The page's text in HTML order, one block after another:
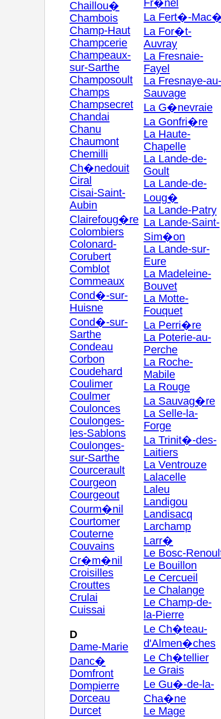
Chaillou�
Chambois
Champ-Haut
Champcerie
Champeaux-
sur-Sarthe
Champosoult
Champs
Champsecret
Chandai
Chanu
Chaumont
Chemilli
Ch�nedouit
Ciral
Cisai-Saint-
Aubin
Clairefoug�re
Colombiers
Colonard-
Corubert
Comblot
Commeaux
Cond�-sur-
Huisne
Cond�-sur-
Sarthe
Condeau
Corbon
Coudehard
Coulimer
Coulmer
Coulonces
Coulonges-
les-Sablons
Coulonges-
sur-Sarthe
Courcerault
Courgeon
Courgeout
Courm�nil
Courtomer
Couterne
Couvains
Cr�m�nil
Croisilles
Crouttes
Crulai
Cuissai
D
Dame-Marie
Danc�
Domfront
Dompierre
Dorceau
Durcet
Fr�nel
La Fert�-
La For�t-
Auvray
La Fresnaie-
Fayel
La Fresnaye-au-
Sauvage
La G�nevraie
La Gonfri�re
La Haute-
Chapelle
La Lande-de-
Goult
La Lande-de-
Loug�
La Lande-Patry
La Lande-Saint-
Sim�on
La Lande-sur-
Eure
La Madeleine-
Bouvet
La Motte-
Fouquet
La Perri�re
La Poterie-au-
Perche
La Roche-
Mabile
La Rouge
La Sauvag�re
La Selle-la-
Forge
La Trinit�-des-
Laitiers
La Ventrouze
Lalacelle
Laleu
Landigou
Landisacq
Larchamp
Larr�
Le Bosc-
Le Bouillon
Le Cercueil
Le Chalange
Le Champ-de-
la-Pierre
Le Ch�teau-
d'Almen�ches
Le Ch�tellier
Le Grais
Le Gu�-de-la-
Cha�ne
Le Mage